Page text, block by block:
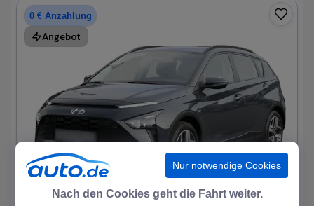
0 € Anzahlung
Angebot
|15
Nur notwendige Cookies
Nach den Cookies geht die Fahrt weiter.